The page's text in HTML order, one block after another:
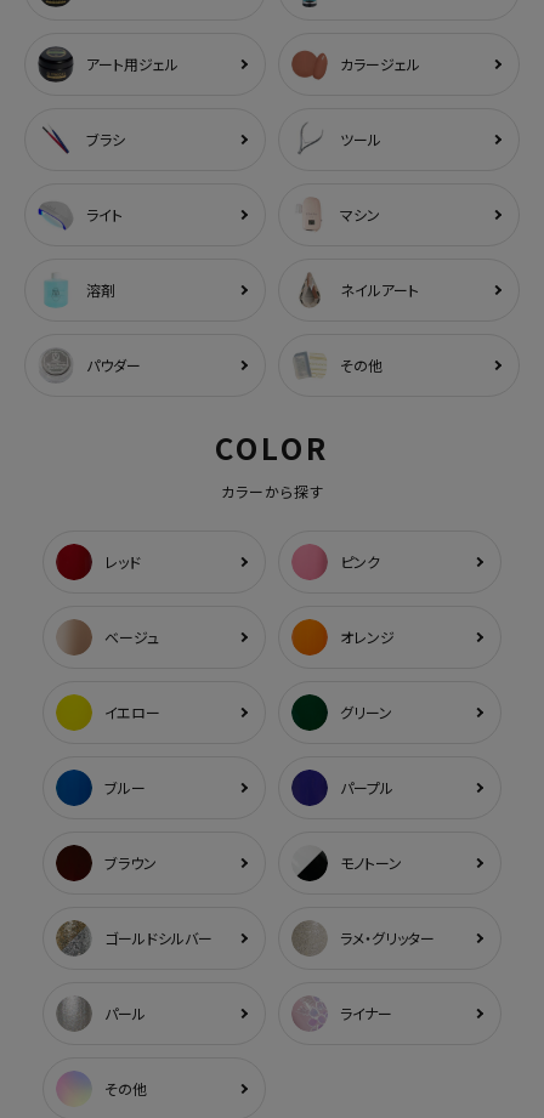
アート用ジェル カラージェル
ブラシ ツール
ライト マシン
溶剤 ネイルアート
パウダー その他
COLOR
カラーから探す
レッド ピンク
ベージュ オレンジ
イエロー グリーン
ブルー パープル
ブラウン モノトーン
ゴールドシルバー ラメ・グリッター
パール ライナー
その他